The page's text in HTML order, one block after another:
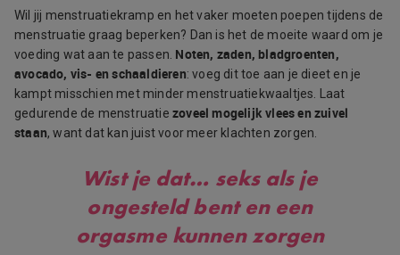
Wil jij menstruatiekramp en het vaker moeten poepen tijdens de
menstruatie graag beperken? Dan is het de moeite waard om je
voeding wat aan te passen. Noten, zaden, bladgroenten,
avocado, vis- en schaaldieren: voeg dit toe aan je dieet en je
kampt misschien met minder menstruatiekwaaltjes. Laat
gedurende de menstruatie zoveel mogelijk vlees en zuivel
staan, want dat kan juist voor meer klachten zorgen.
Wist je dat… seks als je
ongesteld bent en een
orgasme kunnen zorgen